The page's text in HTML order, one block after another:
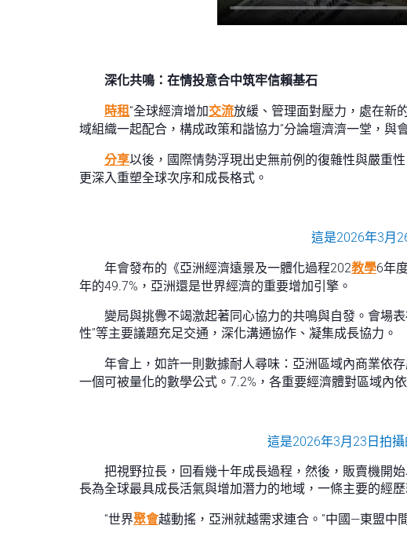
深化共鳴：在情投意合中筑牢信賴基石
時租“全球經濟增加交流放緩、管理面對壓力，處在新
域組織一起配合，構成政策和諧協力”分論壇濟濟一堂，與
分享以後，國際情勢浮現出史無前例的復雜性與嚴重
更深入重塑全球次序和成長格式。
這是2026年3月
年會發布的《亞洲經濟遠景及一體化過程202教學6年
年的49.7%，亞洲還是世界經濟的重要增加引擎。
變局與挑釁不竭激起著同心協力的共鳴與自發。會場
性”等主要議題充足交通，深化溝通協作、凝集成長協力。
年會上，如許一則數據耐人尋味：亞洲區域內商業依
一個可被量化的數學公式。7.2%，各重要經濟體對區域內
這是2026年3月23日拍
把視野拉長，回看幾十年成長過程，然後，販賣機開
長為全球最具成長活氣與增加潛力的地域，一條主要的經
“世界聚會越動搖，亞洲就越需求連合。”中國—東盟中